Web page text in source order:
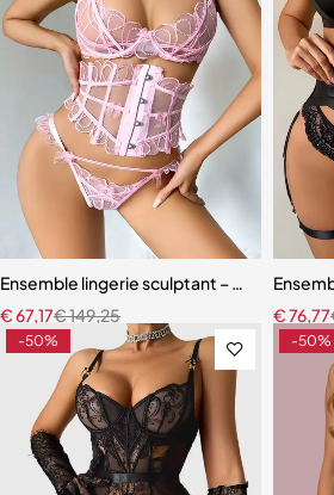
Ensemble lingerie sculptant – Taille
€149,25
€67,17 €76,77
-50% -50%